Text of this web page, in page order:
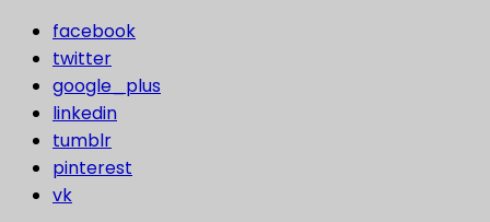
facebook
twitter
google_plus
linkedin
tumblr
pinterest
vk